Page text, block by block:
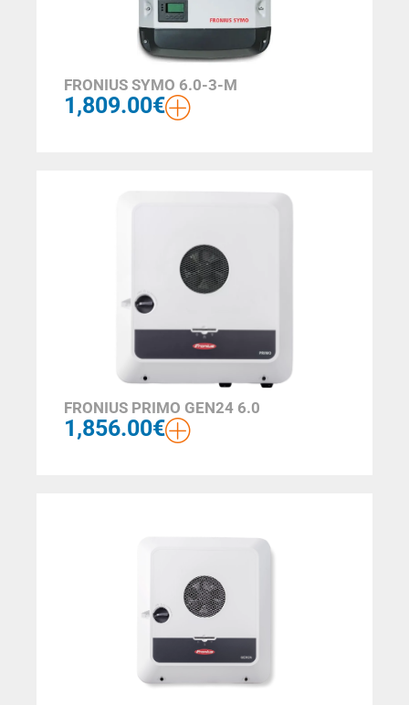
FRONIUS SYMO 6.0-3-M
1,809.00€
FRONIUS PRIMO GEN24 6.0
1,856.00€